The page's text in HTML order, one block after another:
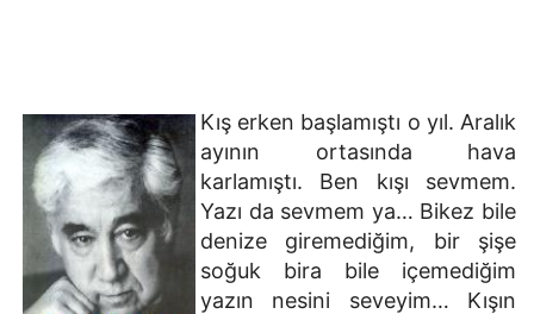
Kış erken başlamıştı o yıl. Aralık
ayının ortasında hava
karlamıştı. Ben kışı sevmem.
Yazı da sevmem ya… Bikez bile
denize giremediğim, bir şişe
soğuk bira bile içemediğim
yazın nesini seveyim… Kışın